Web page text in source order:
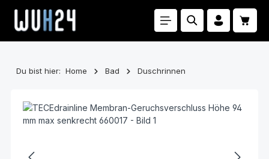
Zum Hauptinhalt springen
Du bist hier: Home Bad Duschrinnen